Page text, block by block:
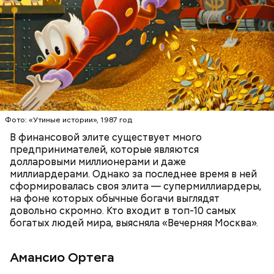
Фото: «Утиные истории», 1987 год
В финансовой элите существует много
предпринимателей, которые являются
долларовыми миллионерами и даже
миллиардерами. Однако за последнее время в ней
сформировалась своя элита — супермиллиардеры,
на фоне которых обычные богачи выглядят
довольно скромно. Кто входит в топ-10 самых
богатых людей мира, выясняла «Вечерняя Москва».
Амансио Ортега
Фото: Shutterstock
БОГАТСТВО
БИЗНЕС
ПРЕДПРИНИМАТЕЛИ
МИЛЛИАРДЕРЫ
ДЕНЬГИ
Люсиль Рандон (118 лет)
Фото: public domain